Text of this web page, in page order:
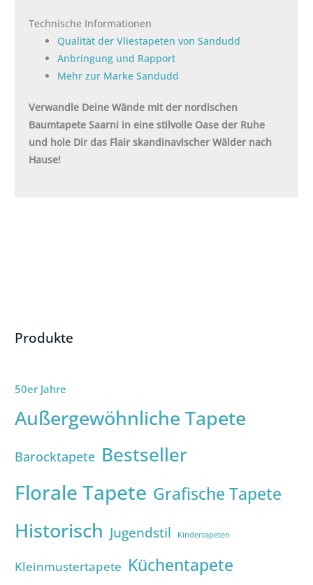
Technische Informationen
Qualität der Vliestapeten von Sandudd
Anbringung und Rapport
Mehr zur Marke Sandudd
Verwandle Deine Wände mit der nordischen
Baumtapete Saarni in eine stilvolle Oase der Ruhe
und hole Dir das Flair skandinavischer Wälder nach
Hause!
Produkte
50er Jahre
Außergewöhnliche Tapete
Barocktapete Bestseller
Florale Tapete Grafische Tapete
Historisch Jugendstil Kindertapeten
Kleinmustertapete Küchentapete